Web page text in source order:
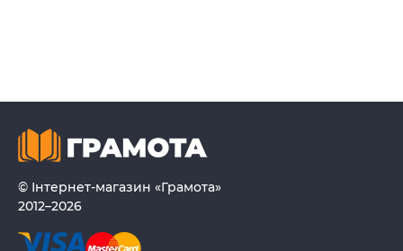
© Інтернет-магазин «Грамота»
2012–2026